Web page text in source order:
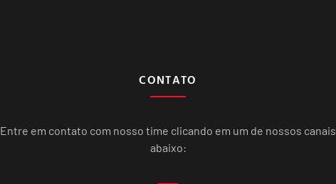
CONTATO
Entre em contato com nosso time clicando em um de nossos canais
abaixo: